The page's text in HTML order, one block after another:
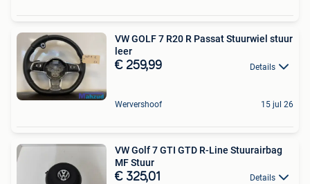
VW GOLF 7 R20 R Passat Stuurwiel stuur
leer
€ 259,99 Details
Wervershoof 15 jul 26
VW Golf 7 GTI GTD R-Line Stuurairbag
MF Stuur
€ 325,01 Details